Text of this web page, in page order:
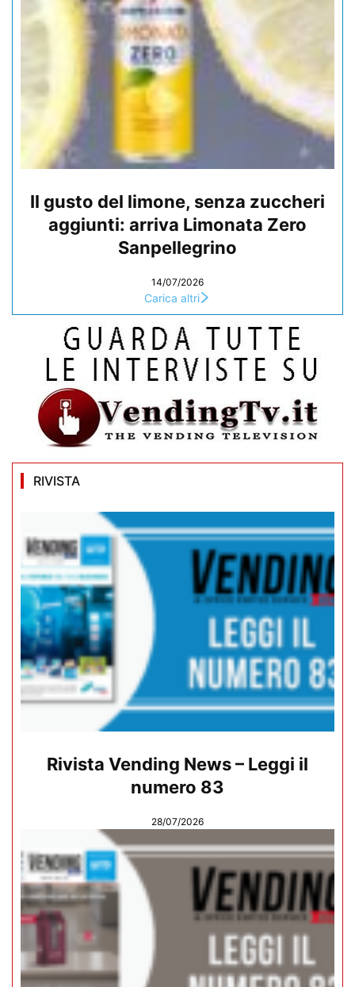
Il gusto del limone, senza zuccheri
aggiunti: arriva Limonata Zero
Sanpellegrino
14/07/2026
Carica altri
RIVISTA
Rivista Vending News – Leggi il
numero 83
28/07/2026